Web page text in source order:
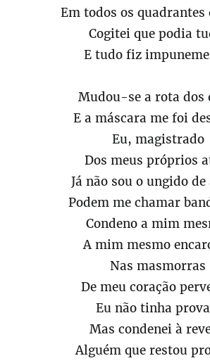
Em todos os quadrantes
Cogitei que podia
E tudo fiz
Mudou-se a rota dos
E a máscara me foi
Eu, magistrado
Dos meus próprios
Já não sou o ungido de
Podem me chamar
Condeno a mim
A mim mesmo
Nas masmorras
De meu coração
Eu não tinha
Mas condenei à
Alguém que restou